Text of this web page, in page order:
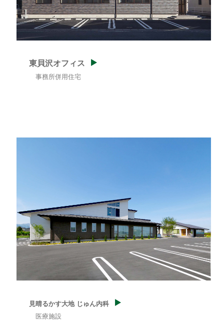
東貝沢オフィス
事務所併用住宅
見晴るかす大地 じゅん内科
医療施設